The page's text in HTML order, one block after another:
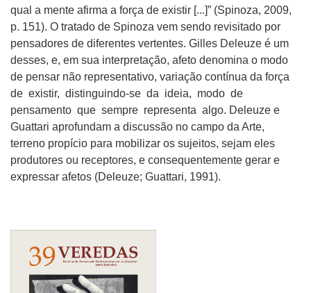
qual a mente afirma a força de existir [...]” (Spinoza, 2009,
p. 151). O tratado de Spinoza vem sendo revisitado por
pensadores de diferentes vertentes. Gilles Deleuze é um
desses, e, em sua interpretação, afeto denomina o modo
de pensar não representativo, variação contínua da força
de existir, distinguindo-se da ideia, modo de
pensamento que sempre representa algo. Deleuze e
Guattari aprofundam a discussão no campo da Arte,
terreno propício para mobilizar os sujeitos, sejam eles
produtores ou receptores, e consequentemente gerar e
expressar afetos (Deleuze; Guattari, 1991).